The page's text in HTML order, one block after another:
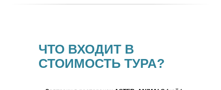
ЧТО ВХОДИТ В
СТОИМОСТЬ ТУРА?